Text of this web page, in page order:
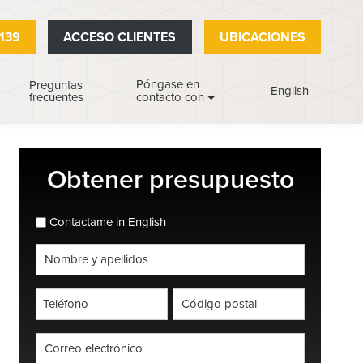
ACCESO CLIENTES UBICACIONES
Preguntas
frecuentes
Póngase en
contacto con
English
Barra
lateral
principal
Obtener presupuesto
Contactame in English
completo
*
*
Código
postal
*